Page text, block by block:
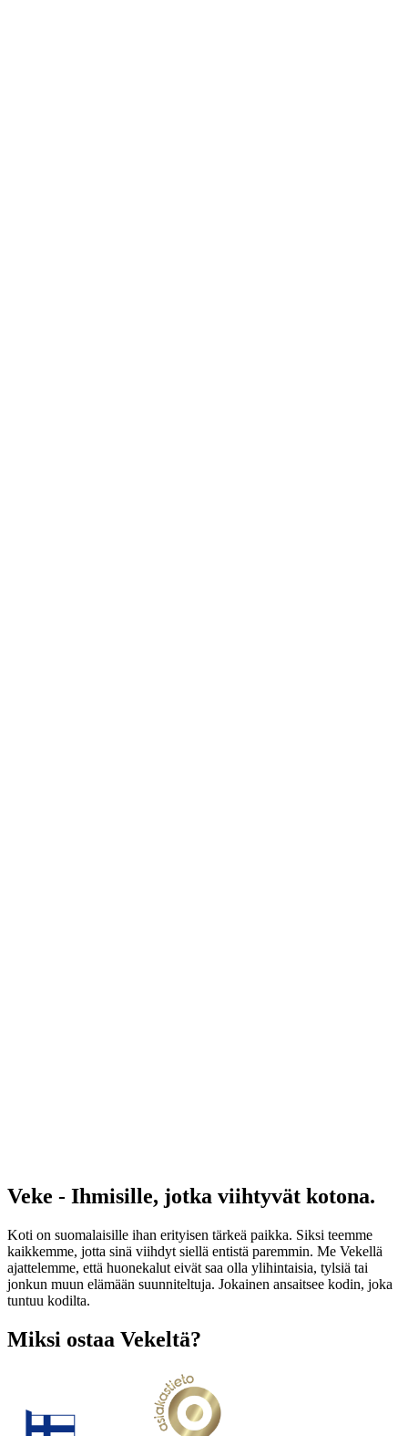
Veke - Ihmisille, jotka viihtyvät kotona.
Koti on suomalaisille ihan erityisen tärkeä paikka. Siksi teemme
kaikkemme, jotta sinä viihdyt siellä entistä paremmin. Me Vekellä
ajattelemme, että huonekalut eivät saa olla ylihintaisia, tylsiä tai
jonkun muun elämään suunniteltuja. Jokainen ansaitsee kodin, joka
tuntuu kodilta.
Miksi ostaa Vekeltä?